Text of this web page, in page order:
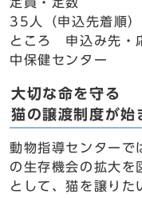
35人（申込先着順）
ところ 申込み先・
中保健センター
大切な命を守る
猫の譲渡制度が始
動物指導センターで
の生存機会の拡大を
として、猫を譲りた